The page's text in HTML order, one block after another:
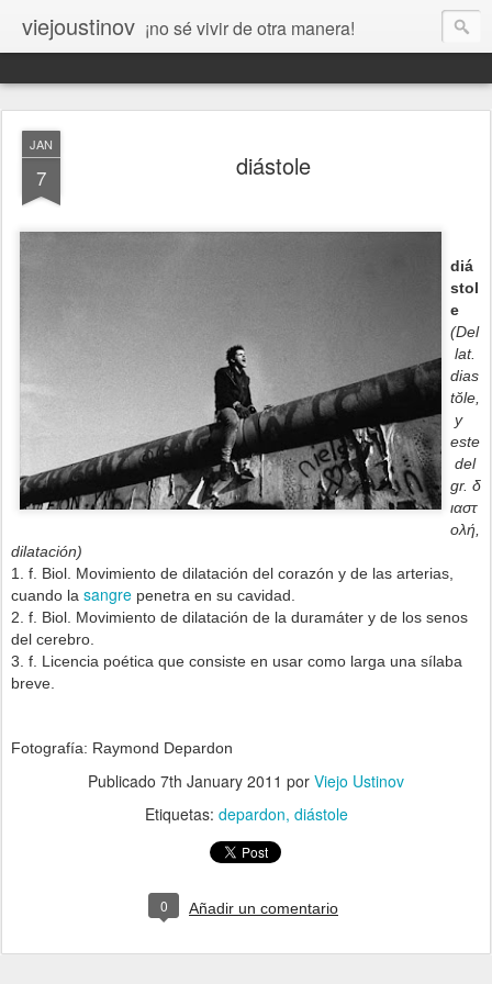
viejoustinov ¡no sé vivir de otra manera!
JAN
7 diástole
diá
stol
e
(Del
lat.
dias
tŏle,
y
este
del
gr. δ
ιαστ
ολή,
dilatación)
1. f. Biol. Movimiento de dilatación del corazón y de las arterias,
cuando la sangre penetra en su cavidad.
2. f. Biol. Movimiento de dilatación de la duramáter y de los senos
del cerebro.
3. f. Licencia poética que consiste en usar como larga una sílaba
breve.
Fotografía: Raymond Depardon
Publicado 7th January 2011 por Viejo Ustinov
Etiquetas: depardon diástole
0 Añadir un comentario